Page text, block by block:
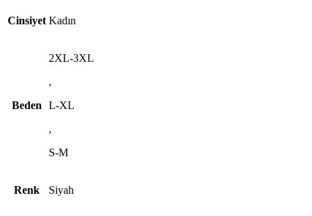
Cinsiyet Kadın
Beden
2XL-3XL
,
L-XL
,
S-M
Renk Siyah